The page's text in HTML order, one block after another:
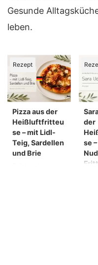
Gesunde
leben.
Rezept
Pizza aus der
Heißluftfritteu
se – mit Lidl-
Teig, Sardellen
und Brie
der
se